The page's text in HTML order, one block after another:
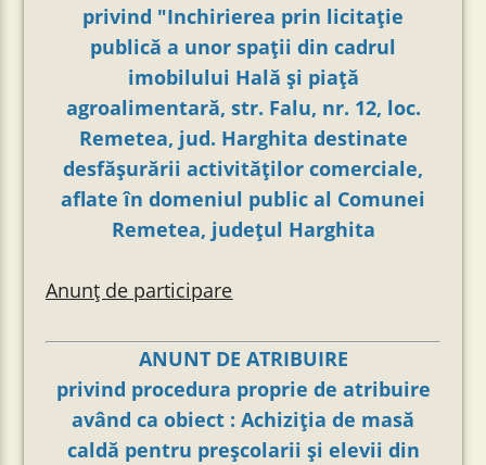
privind "Inchirierea prin licitație
publică a unor spații din cadrul
imobilului Hală și piață
agroalimentară, str. Falu, nr. 12, loc.
Remetea, jud. Harghita destinate
desfăşurării activităților comerciale,
aflate în domeniul public al Comunei
Remetea, județul Harghita
Anunț de participare
ANUNT DE ATRIBUIRE
privind procedura proprie de atribuire
având ca obiect : Achiziția de masă
caldă pentru preşcolarii și elevii din